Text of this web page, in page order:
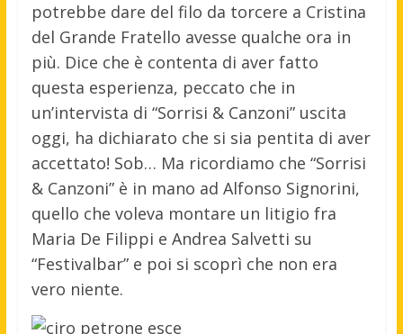
potrebbe dare del filo da torcere a Cristina
del Grande Fratello avesse qualche ora in
più. Dice che è contenta di aver fatto
questa esperienza, peccato che in
un’intervista di “Sorrisi & Canzoni” uscita
oggi, ha dichiarato che si sia pentita di aver
accettato! Sob… Ma ricordiamo che “Sorrisi
& Canzoni” è in mano ad Alfonso Signorini,
quello che voleva montare un litigio fra
Maria De Filippi e Andrea Salvetti su
“Festivalbar” e poi si scoprì che non era
vero niente.